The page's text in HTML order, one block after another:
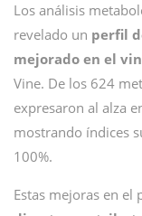
Los análisis
revelado un perfil
mejorado en el
Vine. De los 624
expresaron al alza
mostrando índices
100%.
Estas mejoras en